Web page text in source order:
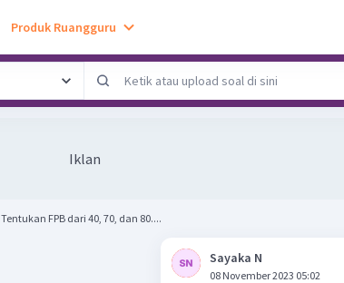
Produk Ruangguru
Iklan
Tentukan FPB dari 40, 70, dan 80....
Sayaka N
08 November 2023 05:02